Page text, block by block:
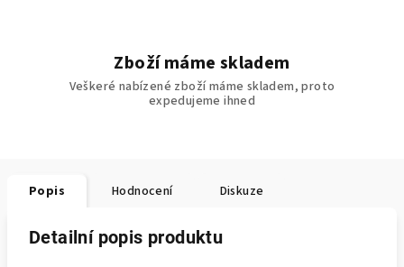
Zboží máme skladem
Veškeré nabízené zboží máme skladem, proto
expedujeme ihned
Popis Hodnocení Diskuze
Detailní popis produktu